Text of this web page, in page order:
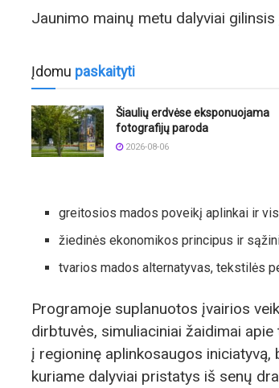
Jaunimo mainų metu dalyviai
Įdomu paskaityti
Šiaulių erdvėse eksponuojama
fotografijų paroda
2026-08-06
greitosios mados poveikį aplinkai ir
žiedinės ekonomikos principus ir
tvarios mados alternatyvas, tekstilės
Programoje suplanuotos įvairios
dirbtuvės, simuliaciniai žaidimai
į regioninę aplinkosaugos
kuriame dalyviai pristatys iš senų